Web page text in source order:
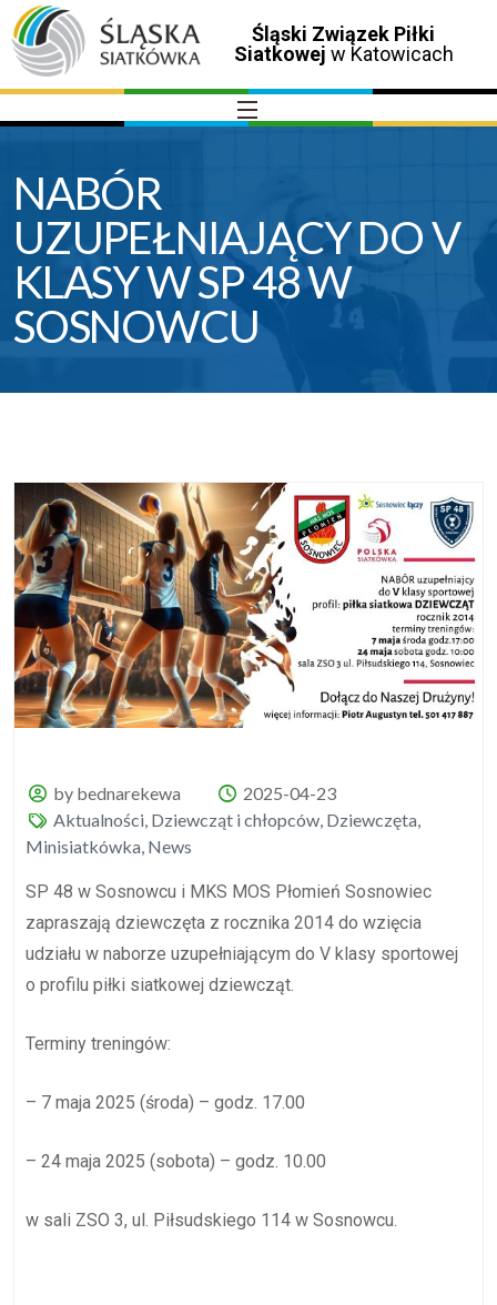
Śląski Związek Piłki
Siatkowej w Katowicach
NABÓR
UZUPEŁNIAJĄCY DO V
KLASY W SP 48 W
SOSNOWCU
by bednarekewa
2025-04-23
Aktualności, Dziewcząt i chłopców, Dziewczęta,
Minisiatkówka, News
SP 48 w Sosnowcu i MKS MOS Płomień Sosnowiec
zapraszają dziewczęta z rocznika 2014 do wzięcia
udziału w naborze uzupełniającym do V klasy sportowej
o profilu piłki siatkowej dziewcząt.
Terminy treningów:
– 7 maja 2025 (środa) – godz. 17.00
– 24 maja 2025 (sobota) – godz. 10.00
w sali ZSO 3, ul. Piłsudskiego 114 w Sosnowcu.